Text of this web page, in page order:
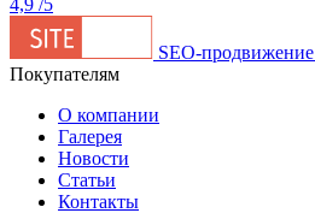
SEO-продвижение
Покупателям
О компании
Галерея
Новости
Статьи
Контакты